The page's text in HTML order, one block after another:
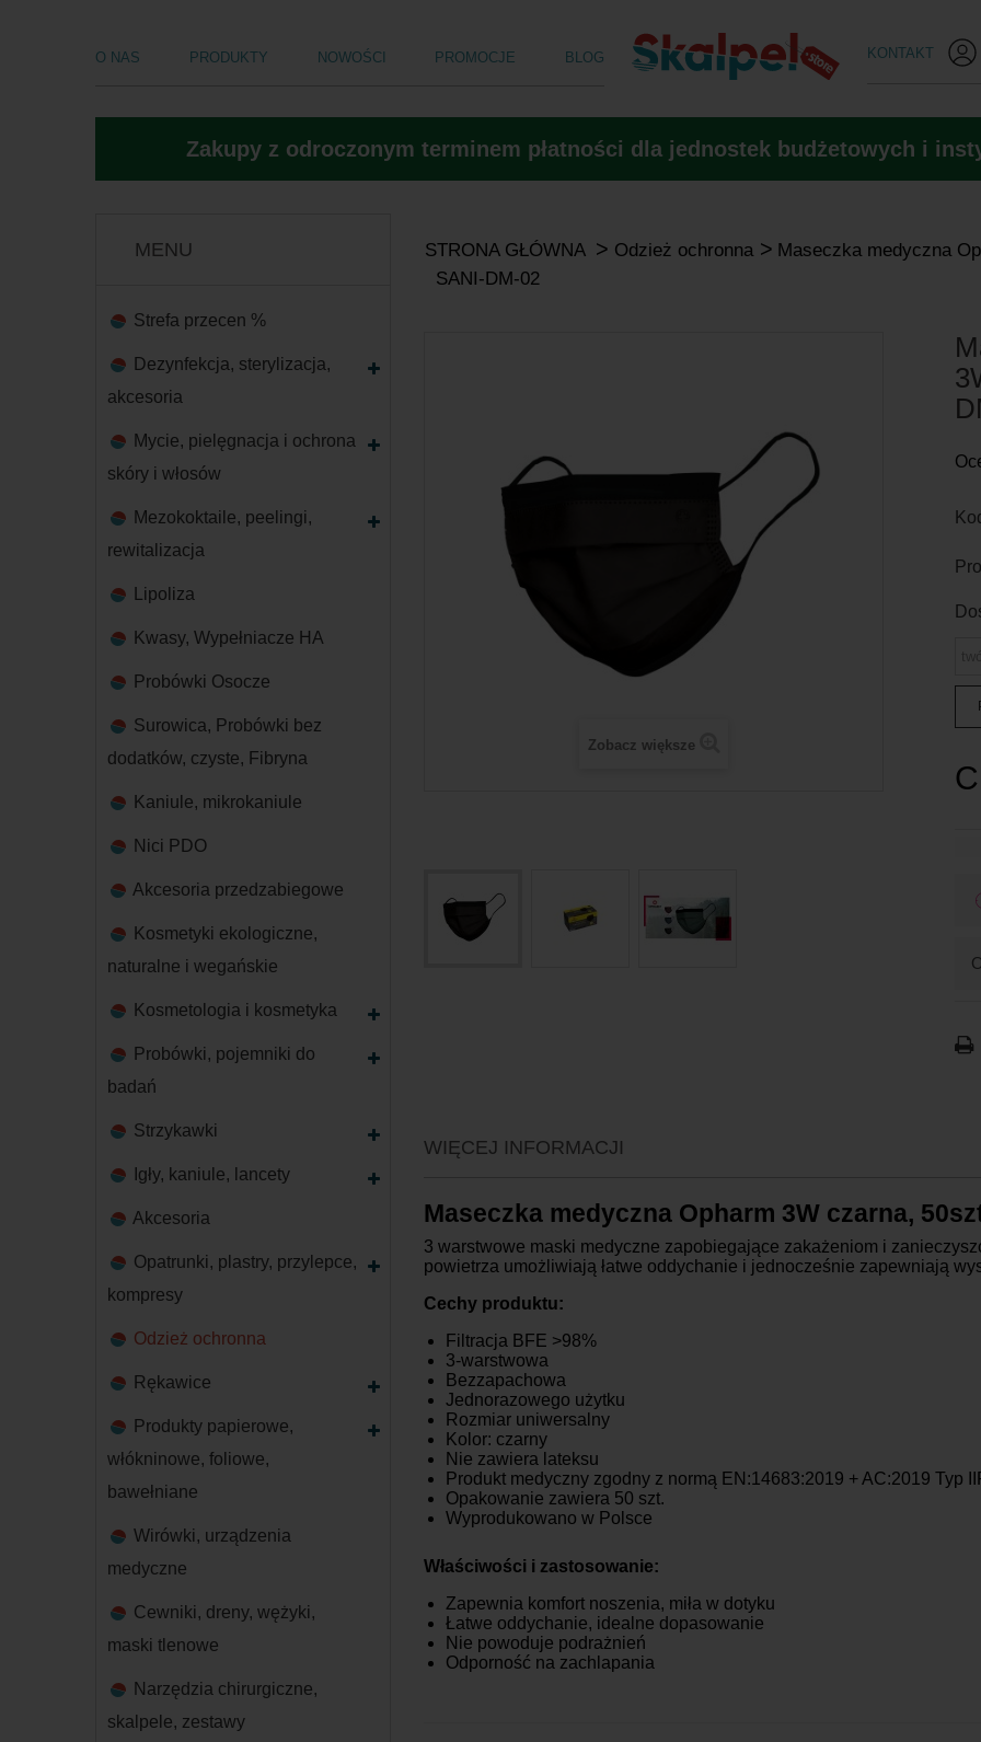
O NAS PRODUKTY NOWOŚCI PROMOCJE BLOG KONTAKT
Zakupy z odroczonym terminem płatności dla jednostek budżetowych i
MENU
Strefa przecen %
Dezynfekcja, sterylizacja,
akcesoria
Mycie, pielęgnacja i ochrona
skóry i włosów
Mezokoktaile, peelingi,
rewitalizacja
Lipoliza
Kwasy, Wypełniacze HA
Probówki Osocze
Surowica, Probówki bez
dodatków, czyste, Fibryna
Kaniule, mikrokaniule
Nici PDO
Akcesoria przedzabiegowe
Kosmetyki ekologiczne,
naturalne i wegańskie
Kosmetologia i kosmetyka
Probówki, pojemniki do
badań
Strzykawki
Igły, kaniule, lancety
Akcesoria
Opatrunki, plastry, przylepce,
kompresy
Odzież ochronna
Rękawice
Produkty papierowe,
włókninowe, foliowe,
bawełniane
Wirówki, urządzenia
medyczne
Cewniki, dreny, wężyki,
maski tlenowe
Narzędzia chirurgiczne,
skalpele, zestawy
STRONA GŁÓWNA > Odzież ochronna > Maseczka medyczna
SANI-DM-02
Zobacz większe
WIĘCEJ INFORMACJI
Maseczka medyczna Opharm 3W czarna,
3 warstwowe maski medyczne zapobiegające zakażeniom i
powietrza umożliwiają łatwe oddychanie i jednocześnie zapewniają
Cechy produktu:
Filtracja BFE >98%
3-warstwowa
Bezzapachowa
Jednorazowego użytku
Rozmiar uniwersalny
Kolor: czarny
Nie zawiera lateksu
Produkt medyczny zgodny z normą EN:14683:2019 + AC:2019 Typ
Opakowanie zawiera 50 szt.
Wyprodukowano w Polsce
Właściwości i zastosowanie:
Zapewnia komfort noszenia, miła w dotyku
Łatwe oddychanie, idealne dopasowanie
Nie powoduje podrażnień
Odporność na zachlapania